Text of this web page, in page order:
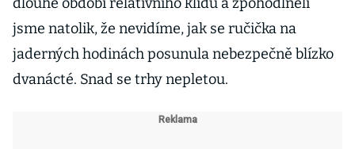
jsme natolik, že nevidíme, jak se ručička na
jaderných hodinách posunula nebezpečně blízko
dvanácté. Snad se trhy nepletou.